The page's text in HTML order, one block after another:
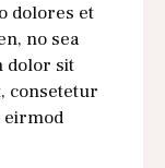
dolores et
no sea
dolor sit
consetetur
eirmod